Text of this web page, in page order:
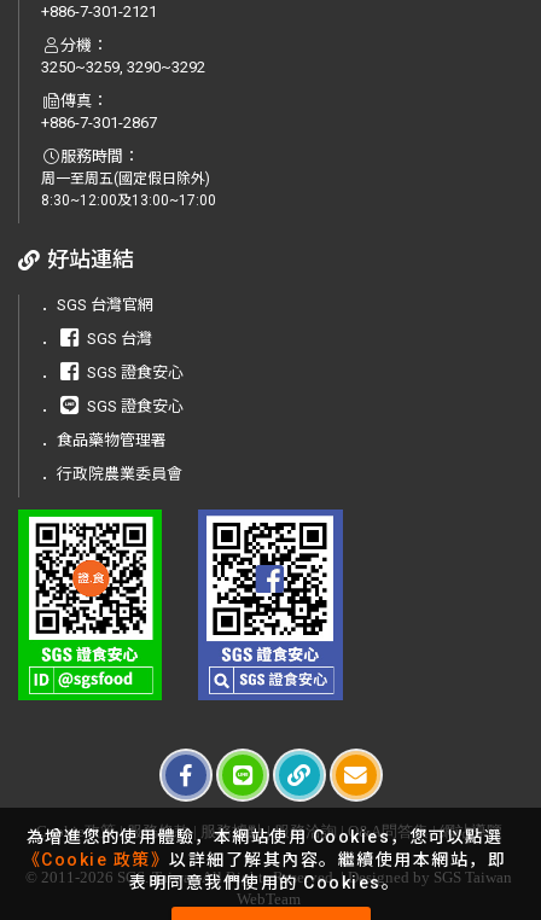
+886-7-301-2121
分機：
3250~3259, 3290~3292
傳真：
+886-7-301-2867
服務時間：
周一至周五(國定假日除外)
8:30~12:00及13:00~17:00
好站連結
． SGS 台灣官網
．
SGS 台灣
．
SGS 證食安心
．
SGS 證食安心
． 食品藥物管理署
． 行政院農業委員會
Cookie政策 |服務條款 | 服務據點 |服務洽詢 |Q&A問答集 |網站導覽
© 2011-2026 SGS. Taiwan All Rights Reserved. | Designed by SGS Taiwan
WebTeam
為增進您的使用體驗，本網站使用 Cookies，您可以點選
《Cookie 政策》以詳細了解其內容。繼續使用本網站，即
表明同意我們使用的 Cookies。